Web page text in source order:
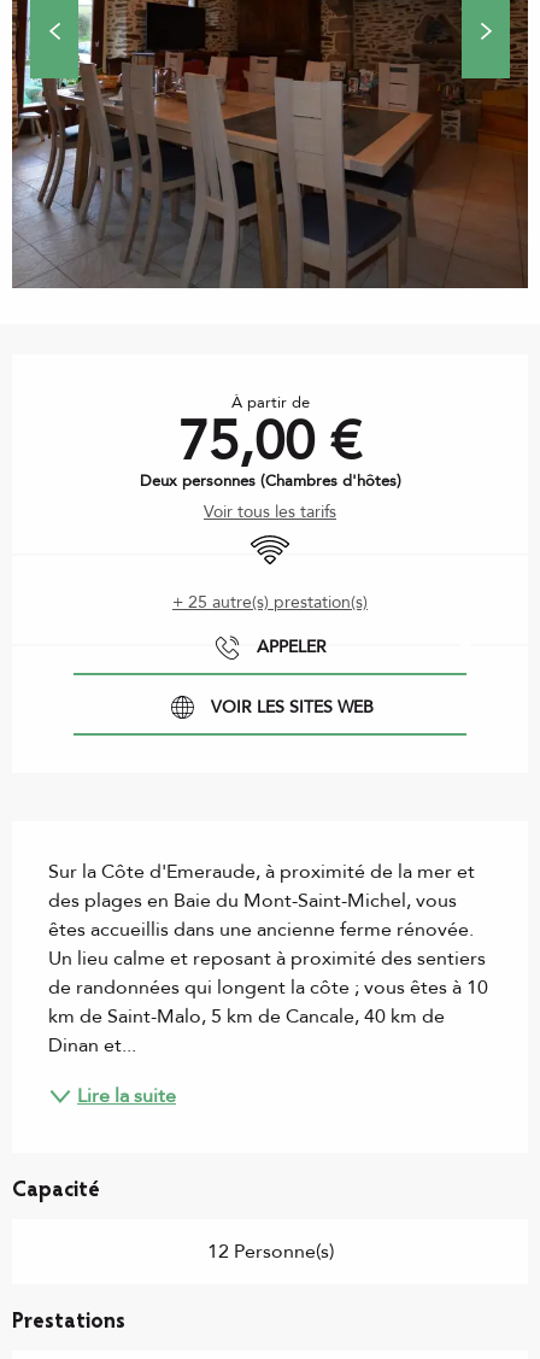
À partir de
75,00 €
Deux personnes (Chambres d'hôtes)
Voir tous les tarifs
WiFi
+ 25 autre(s) prestation(s)
APPELER
VOIR LES SITES WEB
Sur la Côte d'Emeraude, à proximité de la mer et
des plages en Baie du Mont-Saint-Michel, vous
êtes accueillis dans une ancienne ferme rénovée.
Un lieu calme et reposant à proximité des sentiers
de randonnées qui longent la côte ; vous êtes à 10
km de Saint-Malo, 5 km de Cancale, 40 km de
Dinan et...
Lire la suite
Capacité
12 Personne(s)
Prestations